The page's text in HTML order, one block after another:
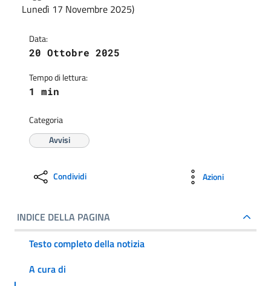
Lunedì 17 Novembre 2025)
Data:
20 Ottobre 2025
Tempo di lettura:
1 min
Categoria
Avvisi
Condividi Azioni
INDICE DELLA PAGINA
Testo completo della notizia
A cura di